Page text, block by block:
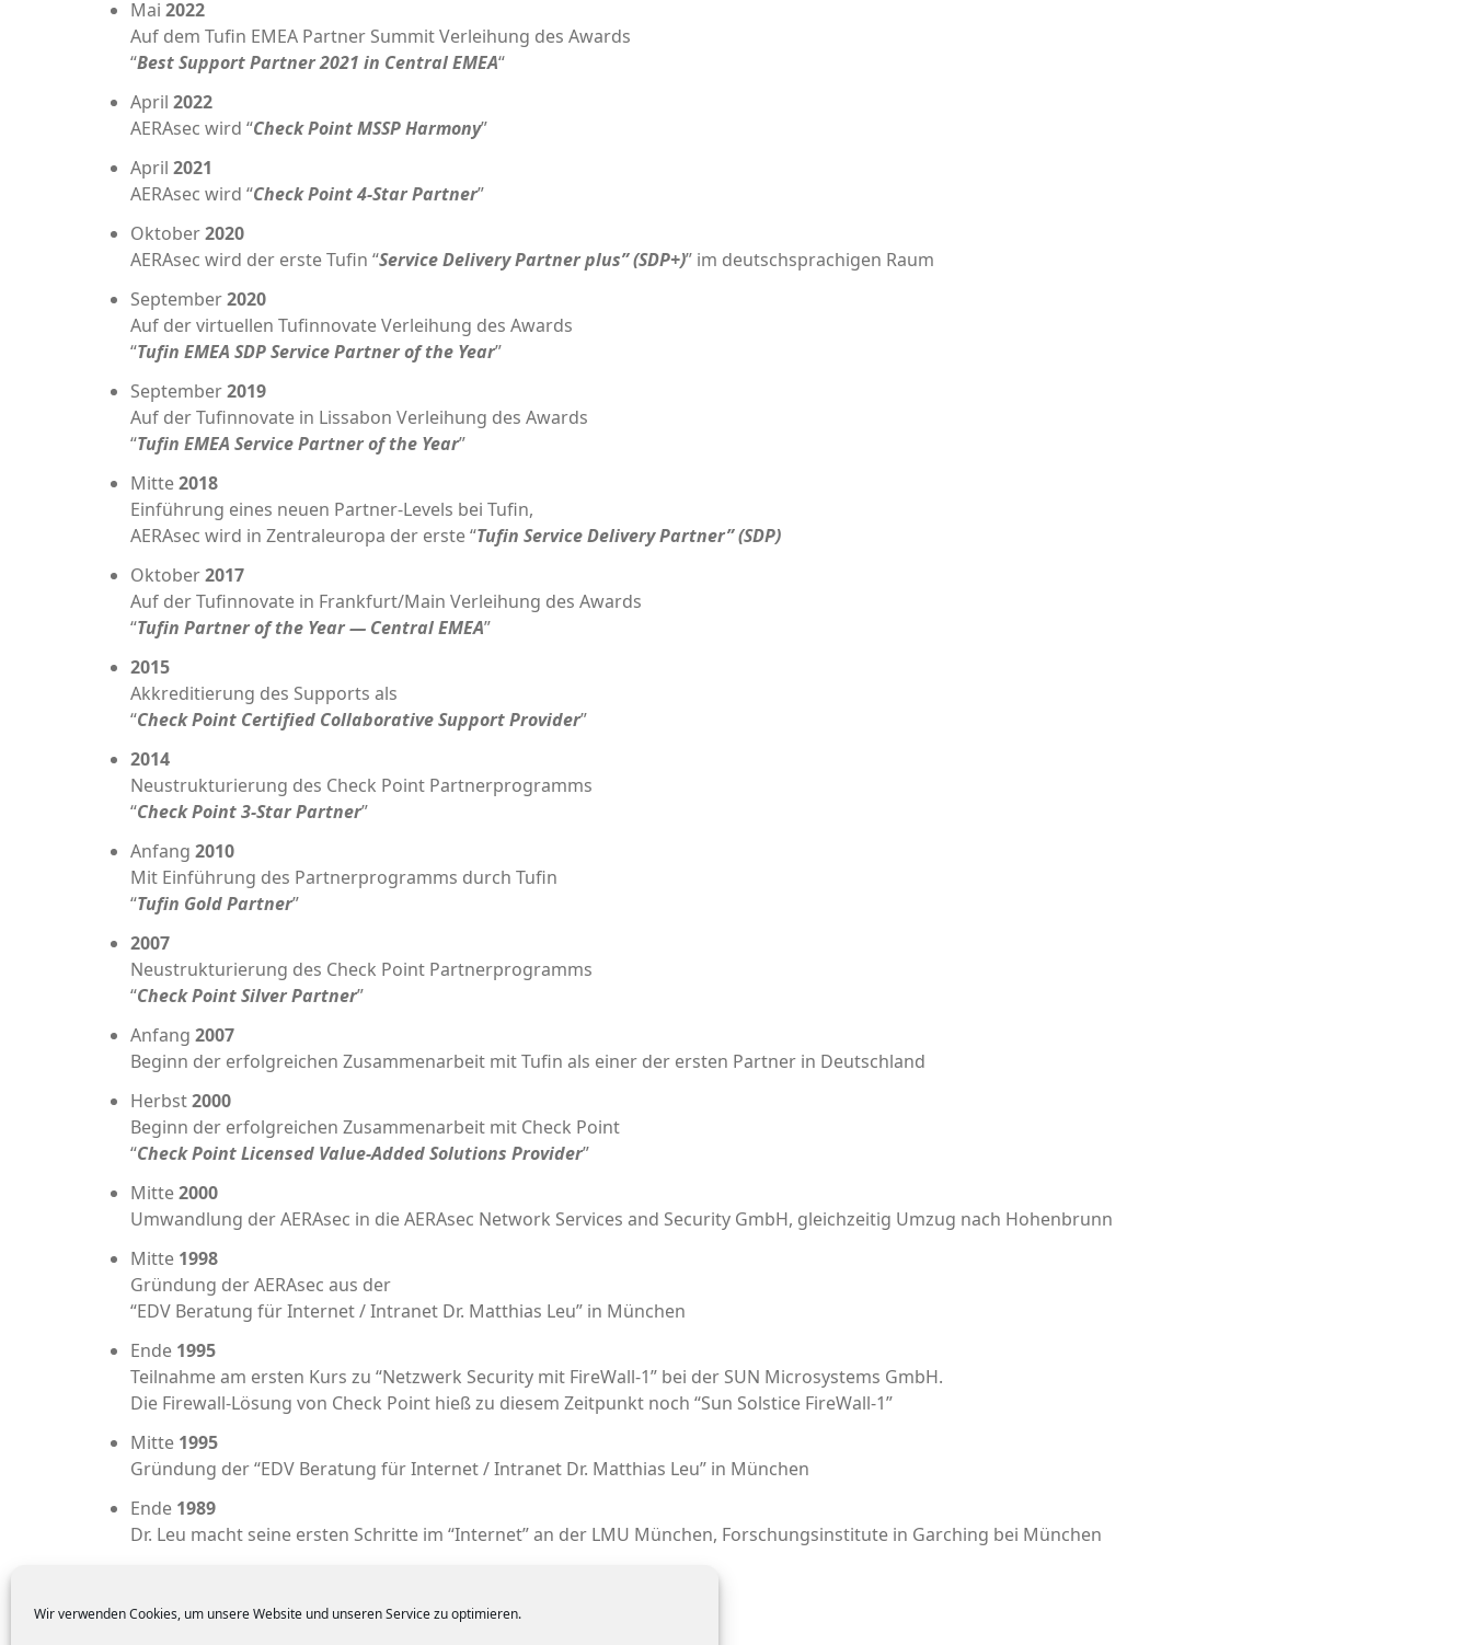
Wir verwenden Cookies, um unsere Website und unseren Service zu optimieren.
Mai 2022
Auf dem Tufin EMEA Part­ner Sum­mit Ver­lei­hung des Awards
“Best Sup­port Part­ner 2021 in Cen­tral EMEA“
April 2022
AER­Asec wird “Check Point MSSP Harm­o­ny”
April 2021
AER­Asec wird “Check Point 4‑Star Part­ner”
Okto­ber2020
AER­Asec wird der ers­te Tufin “Ser­vice Deli­very Part­ner plus” (SDP+)” im deutsch­spra­chi­gen Raum
Sep­tem­ber2020
Auf der vir­tu­el­len Tufin­no­va­te Ver­lei­hung des Awards
“Tufin EMEA SDP Ser­vice Part­ner of the Year”
Sep­tem­ber2019
Auf der Tufin­no­va­te in Lis­sa­bon Ver­lei­hung des Awards
“Tufin EMEA Ser­vice Part­ner of the Year”
Mit­te2018
Ein­füh­rung eines neu­en Part­ner-Levels bei Tufin,
AER­Asec wird in Zen­tral­eu­ro­pa der ers­te “Tufin Ser­vice Deli­very Part­ner” (SDP)
Okto­ber2017
Auf der Tufin­no­va­te in Frankfurt/Main Ver­lei­hung des Awards
“Tufin Part­ner of the Year — Cen­tral EMEA”
2015
Akkre­di­tie­rung des Sup­ports als
“Check Point Cer­ti­fied Col­la­bo­ra­ti­ve Sup­port Pro­vi­der”
2014
Neu­struk­tu­rie­rung des Check Point Part­ner­pro­gramms
“Check Point 3‑Star Part­ner”
Anfang 2010
Mit Ein­füh­rung des Part­ner­pro­gramms durch Tufin
“Tufin Gold Part­ner”
2007
Neu­struk­tu­rie­rung des Check Point Part­ner­pro­gramms
“Check Point Sil­ver Part­ner”
Anfang 2007
Beginn der erfolg­rei­chen Zusam­men­ar­beit mit Tufin als einer der ers­ten Part­ner in Deutschland
Herbst2000
Beginn der erfolg­rei­chen Zusam­men­ar­beit mit Check Point
“Check Point Licen­sed Value-Added Solu­ti­ons Pro­vi­der”
Mit­te2000
Umwand­lung der AER­Asec in die AER­Asec Net­work Ser­vices and Secu­ri­ty GmbH, gleich­zei­tig Umzug nach Hohenbrunn
Mit­te 1998
Grün­dung der AER­Asec aus der
“EDV Bera­tung für Inter­net / Intra­net Dr. Mat­thi­as Leu” in München
Ende 1995
Teil­nah­me am ers­ten Kurs zu “Netz­werk Secu­ri­ty mit FireWall‑1” bei der SUN Micro­sys­tems GmbH.
Die Fire­wall-Lösung von Check Point hieß zu die­sem Zeit­punkt noch “Sun Sol­sti­ce FireWall‑1”
Mit­te 1995
Grün­dung der “EDV Bera­tung für Inter­net / Intra­net Dr. Mat­thi­as Leu” in München
Ende 1989
Dr. Leu macht sei­ne ers­ten Schrit­te im “Inter­net” an der LMU Mün­chen, For­schungs­in­sti­tu­te in Gar­ching bei München